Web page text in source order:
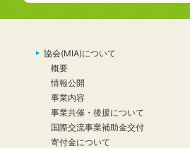
協会(MIA)について
概要
情報公開
事業内容
事業共催・後援について
国際交流事業補助金交付
寄付金について